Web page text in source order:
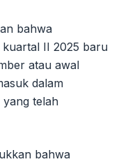
bahwa
II 2025 baru
atau awal
dalam
yang telah
bahwa